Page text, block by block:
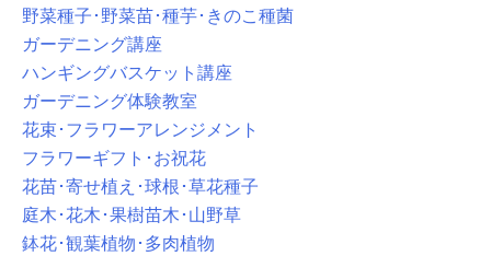
野菜種子･野菜苗･種芋･きのこ種菌
ガーデニング講座
ハンギングバスケット講座
ガーデニング体験教室
花束･フラワーアレンジメント
フラワーギフト･お祝花
花苗･寄せ植え･球根･草花種子
庭木･花木･果樹苗木･山野草
鉢花･観葉植物･多肉植物